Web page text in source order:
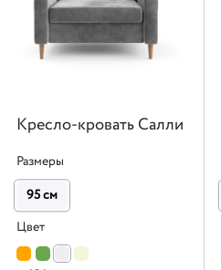
Кресло-кровать Салли
Размеры
95 см
Цвет